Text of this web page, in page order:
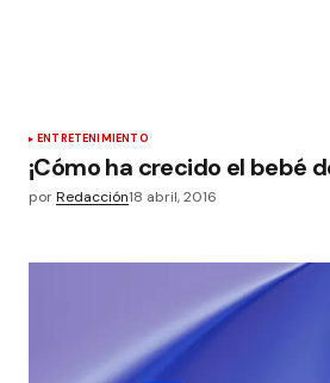
ENTRETENIMIENTO
¡Cómo ha crecido el bebé
porRedacción18 abril, 2016